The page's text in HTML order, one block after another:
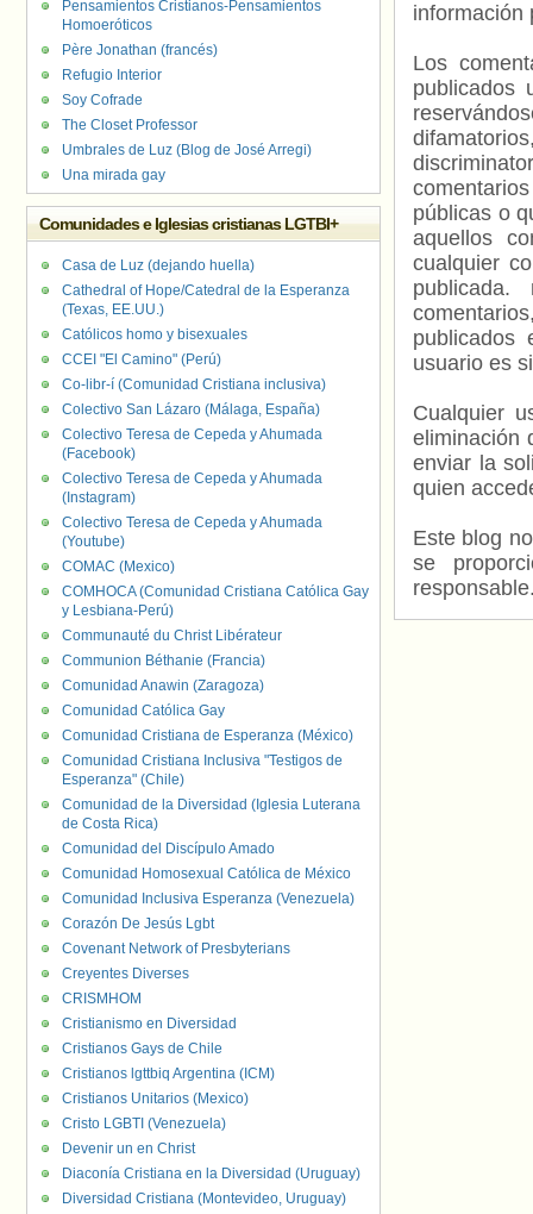
información
Los
publicados
públicas o
aquellos
cualquier
usuario es
Cualquier
eliminación
enviar la
quien
Este blog
se
Pensamientos Cristianos-Pensamientos
Homoeróticos
Père Jonathan (francés)
Refugio Interior
Soy Cofrade
The Closet Professor
Umbrales de Luz (Blog de José Arregi)
Una mirada gay
Comunidades e Iglesias cristianas LGTBI+
Casa de Luz (dejando huella)
Cathedral of Hope/Catedral de la Esperanza
(Texas, EE.UU.)
Católicos homo y bisexuales
CCEI "El Camino" (Perú)
Co-libr-í (Comunidad Cristiana inclusiva)
Colectivo San Lázaro (Málaga, España)
Colectivo Teresa de Cepeda y Ahumada
(Facebook)
Colectivo Teresa de Cepeda y Ahumada
(Instagram)
Colectivo Teresa de Cepeda y Ahumada
(Youtube)
COMAC (Mexico)
COMHOCA (Comunidad Cristiana Católica Gay
y Lesbiana-Perú)
Communauté du Christ Libérateur
Communion Béthanie (Francia)
Comunidad Anawin (Zaragoza)
Comunidad Católica Gay
Comunidad Cristiana de Esperanza (México)
Comunidad Cristiana Inclusiva "Testigos de
Esperanza" (Chile)
Comunidad de la Diversidad (Iglesia Luterana
de Costa Rica)
Comunidad del Discípulo Amado
Comunidad Homosexual Católica de México
Comunidad Inclusiva Esperanza (Venezuela)
Corazón De Jesús Lgbt
Covenant Network of Presbyterians
Creyentes Diverses
CRISMHOM
Cristianismo en Diversidad
Cristianos Gays de Chile
Cristianos lgttbiq Argentina (ICM)
Cristianos Unitarios (Mexico)
Cristo LGBTI (Venezuela)
Devenir un en Christ
Diaconía Cristiana en la Diversidad (Uruguay)
Diversidad Cristiana (Montevideo, Uruguay)